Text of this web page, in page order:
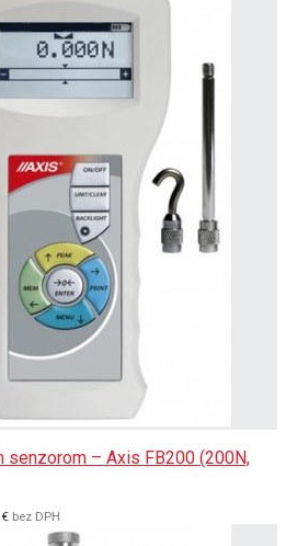
senzorom – Axis FB200 (200N,
€ bez DPH